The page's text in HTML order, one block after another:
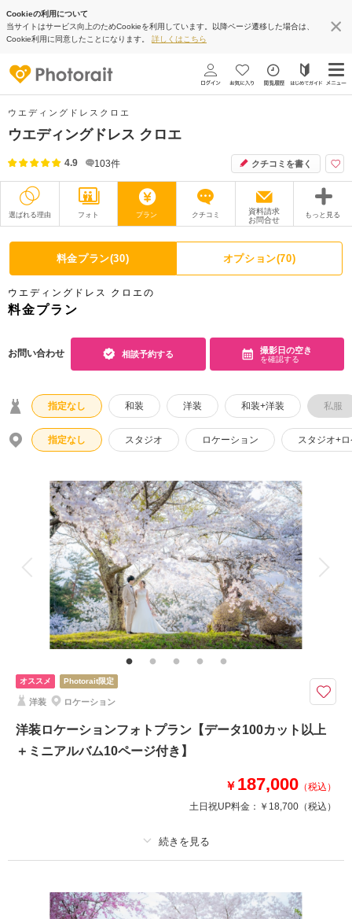
Cookieの利用について
当サイトはサービス向上のためCookieを利用しています。以降ページ遷移した場合は、
Cookie利用に同意したことになります。 詳しくはこちら
ウエディングドレスクロエ
ウエディングドレス クロエ
4.9 103件 クチコミを書く
選ばれる理由 フォト プラン クチコミ
資料請求
お問合せ
もっと見る
撮影レポート フォトグラファー
衣装 ムービー
オプション
アクセス/TEL スタジオトップ
料金プラン(30) オプション(70)
ウエディングドレス クロエの
料金プラン
お問い合わせ 相談予約する 撮影日の空き
を確認する
指定なし 和装 洋装 和装+洋装 私服
指定なし スタジオ ロケーション スタジオ+
オススメ Photorait限定
洋装 ロケーション
洋装ロケーションフォトプラン【データ100カット以上
＋ミニアルバム10ページ付き】
￥ 187,000 （税込）
土日祝UP料金： ￥18,700 （税込）
撮影料 新婦衣装1着 新郎衣装